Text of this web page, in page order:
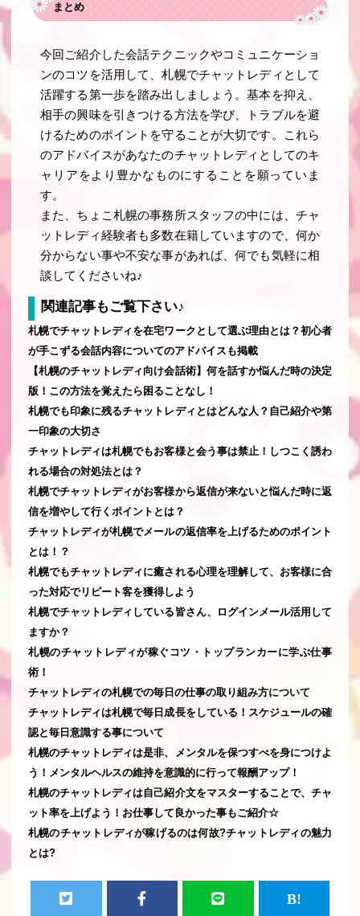
まとめ
今回ご紹介した会話テクニックやコミュニケーショ
ンのコツを活用して、札幌でチャットレディとして
活躍する第一歩を踏み出しましょう。基本を抑え、
相手の興味を引きつける方法を学び、トラブルを避
けるためのポイントを守ることが大切です。これら
のアドバイスがあなたのチャットレディとしてのキ
ャリアをより豊かなものにすることを願っていま
す。
また、ちょこ札幌の事務所スタッフの中には、チャ
ットレディ経験者も多数在籍していますので、何か
分からない事や不安な事があれば、何でも気軽に相
談してくださいね♪
関連記事もご覧下さい♪
札幌でチャットレディを在宅ワークとして選ぶ理由とは？初心者
が手こずる会話内容についてのアドバイスも掲載
【札幌のチャットレディ向け会話術】何を話すか悩んだ時の決定
版！この方法を覚えたら困ることなし！
札幌でも印象に残るチャットレディとはどんな人？自己紹介や第
一印象の大切さ
チャットレディは札幌でもお客様と会う事は禁止！しつこく誘わ
れる場合の対処法とは？
札幌でチャットレディがお客様から返信が来ないと悩んだ時に返
信を増やして行くポイントとは？
チャットレディが札幌でメールの返信率を上げるためのポイント
とは！？
札幌でもチャットレディに癒される心理を理解して、お客様に合
った対応でリピート客を獲得しよう
札幌でチャットレディしている皆さん、ログインメール活用して
ますか？
札幌のチャットレディが稼ぐコツ・トップランカーに学ぶ仕事
術！
チャットレディの札幌での毎日の仕事の取り組み方について
チャットレディは札幌で毎日成長をしている！スケジュールの確
認と毎日意識する事について
札幌のチャットレディは是非、メンタルを保つすべを身につけよ
う！メンタルヘルスの維持を意識的に行って報酬アップ！
札幌のチャットレディは自己紹介文をマスターすることで、チャ
ット率を上げよう！お仕事して良かった事もご紹介☆
札幌のチャットレディが稼げるのは何故?チャットレディの魅力
とは?